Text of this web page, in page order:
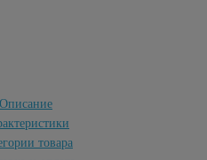
Описание
товара